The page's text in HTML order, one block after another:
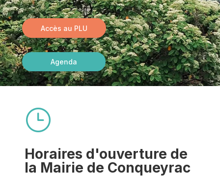
Accès au PLU
Agenda
}
Horaires d'ouverture de
la Mairie de Conqueyrac